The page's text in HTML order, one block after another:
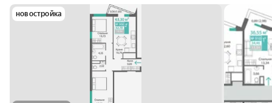
новостройка